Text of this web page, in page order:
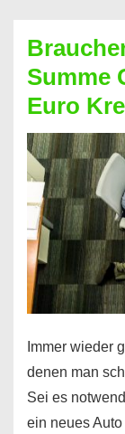
Geht
das
überhaupt?
Na
klar!
Summe
Euro
Immer wieder
denen man
Sei es
ein neues